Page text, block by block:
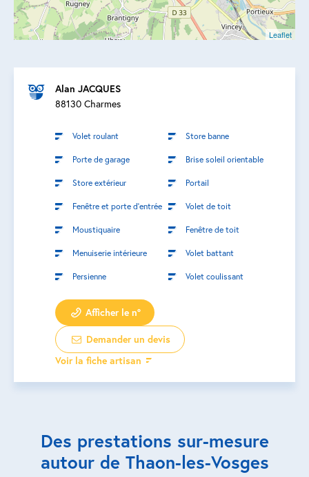
Leaflet
Alan JACQUES
88130 Charmes
Volet roulant Store banne
Porte de garage Brise soleil orientable
Store extérieur Portail
Fenêtre et porte d’entrée Volet de toit
Moustiquaire Fenêtre de toit
Menuiserie intérieure Volet battant
Persienne Volet coulissant
Afficher le n°
Demander un devis
Voir la fiche artisan
Des prestations sur-mesure
autour de Thaon-les-Vosges